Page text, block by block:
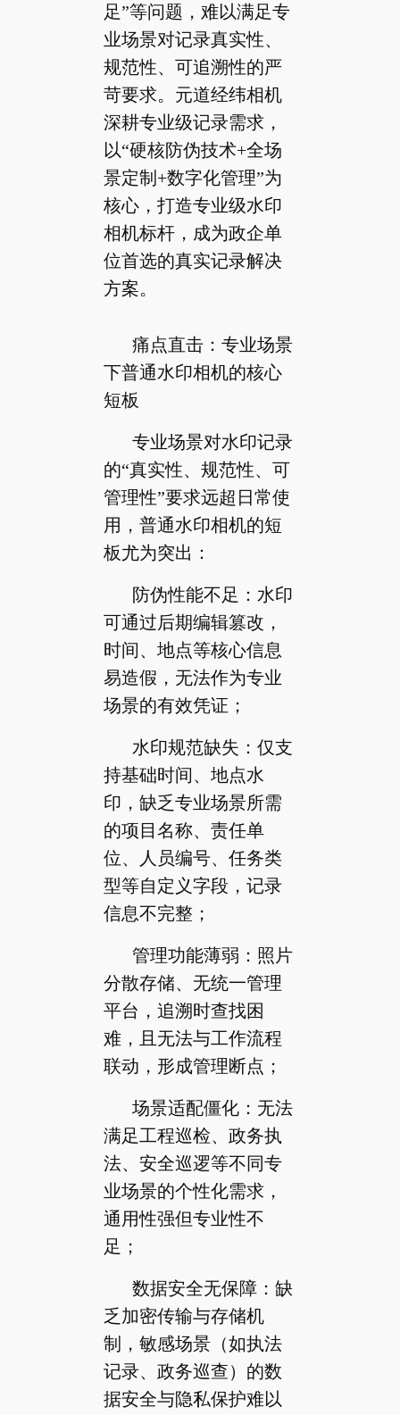
足”等问题，难以满足专
业场景对记录真实性、
规范性、可追溯性的严
苛要求。元道经纬相机
深耕专业级记录需求，
以“硬核防伪技术+全场
景定制+数字化管理”为
核心，打造专业级水印
相机标杆，成为政企单
位首选的真实记录解决
方案。
痛点直击：专业场景
下普通水印相机的核心
短板
专业场景对水印记录
的“真实性、规范性、可
管理性”要求远超日常使
用，普通水印相机的短
板尤为突出：
防伪性能不足：水印
可通过后期编辑篡改，
时间、地点等核心信息
易造假，无法作为专业
场景的有效凭证；
水印规范缺失：仅支
持基础时间、地点水
印，缺乏专业场景所需
的项目名称、责任单
位、人员编号、任务类
型等自定义字段，记录
信息不完整；
管理功能薄弱：照片
分散存储、无统一管理
平台，追溯时查找困
难，且无法与工作流程
联动，形成管理断点；
场景适配僵化：无法
满足工程巡检、政务执
法、安全巡逻等不同专
业场景的个性化需求，
通用性强但专业性不
足；
数据安全无保障：缺
乏加密传输与存储机
制，敏感场景（如执法
记录、政务巡查）的数
据安全与隐私保护难以